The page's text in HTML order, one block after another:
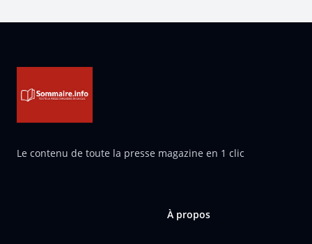
Le contenu de toute la presse magazine en 1 clic
À propos